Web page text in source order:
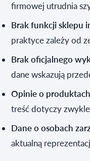
firmowej utrudnia
Brak funkcji sklepu
praktyce zależy od
Brak oficjalnego
dane wskazują
Opinie o
treść dotyczy
Dane o osobach
aktualną